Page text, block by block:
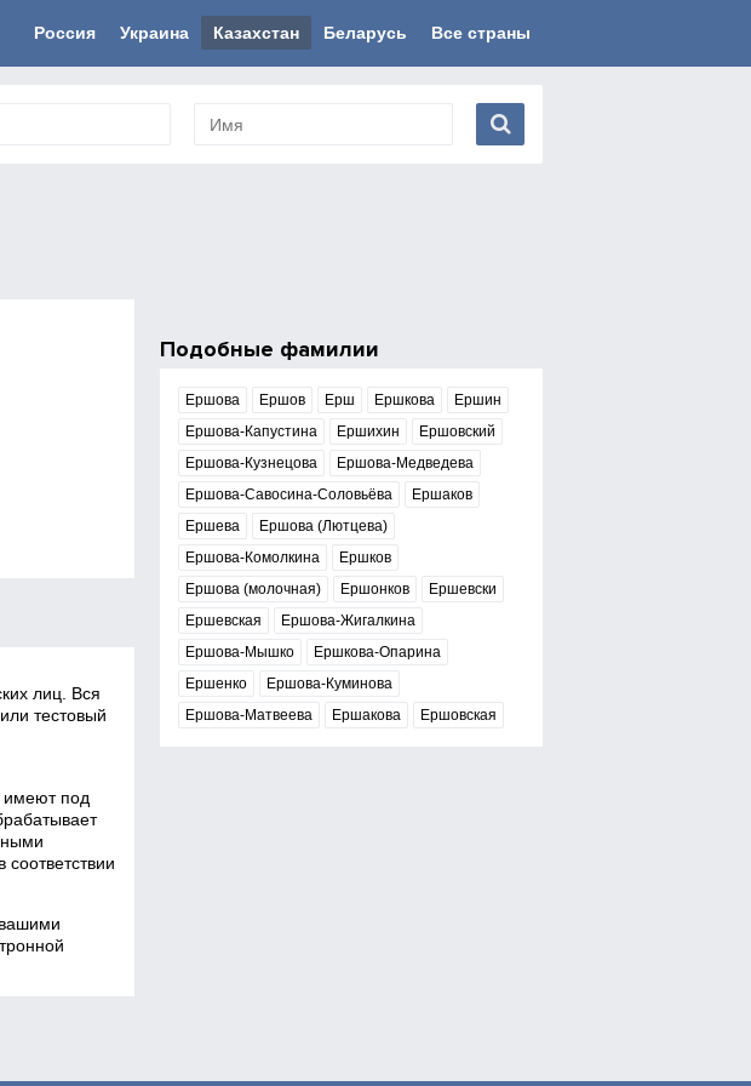
Россия Украина Казахстан Беларусь Все страны
лиц. Вся
тестовый
имеют под
Подобные фамилии
Ершова Ершов Ерш Ершкова
Ершин
Ершова-Капустина
Ершихин
Ершовский
Ершова-Кузнецова
Ершова-Медведева
Ершова-Савосина-Соловьёва
Ершаков
Ершева
Ершова (Лютцева)
Ершова-Комолкина
Ершков
Ершова (молочная)
Ершонков
Ершевски
Ершевская
Ершова-Жигалкина
Ершова-Мышко
Ершкова-Опарина
Ершенко
Ершова-Куминова
Ершова-Матвеева
Ершакова Ершовская